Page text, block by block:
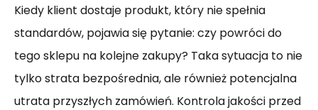
Kiedy klient dostaje produkt, który nie spełnia
standardów, pojawia się pytanie: czy powróci do
tego sklepu na kolejne zakupy? Taka sytuacja to nie
tylko strata bezpośrednia, ale również potencjalna
utrata przyszłych zamówień. Kontrola jakości przed